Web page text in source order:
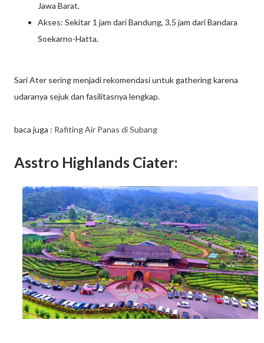
Jawa Barat.
Akses: Sekitar 1 jam dari Bandung, 3,5 jam dari Bandara
Soekarno-Hatta.
Sari Ater sering menjadi rekomendasi untuk gathering karena
udaranya sejuk dan fasilitasnya lengkap.
baca juga : Rafiting Air Panas di Subang
Asstro Highlands Ciater: